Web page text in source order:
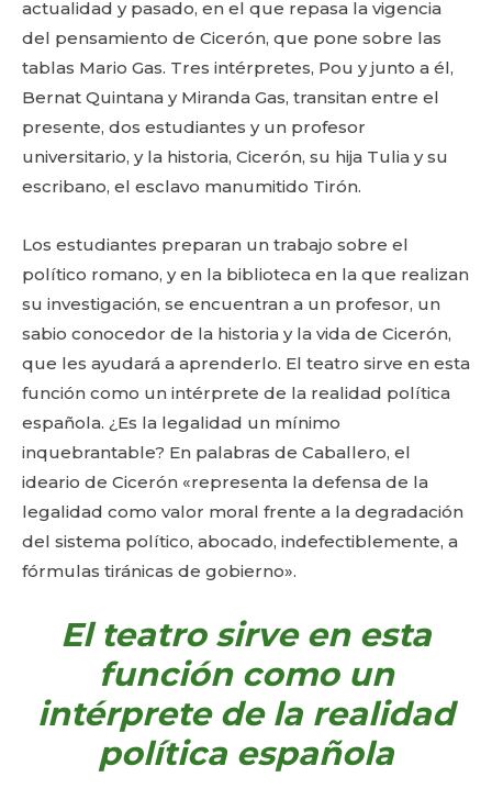
actualidad y pasado, en el que repasa la vigencia
del pensamiento de Cicerón, que pone sobre las
tablas Mario Gas. Tres intérpretes, Pou y junto a él,
Bernat Quintana y Miranda Gas, transitan entre el
presente, dos estudiantes y un profesor
universitario, y la historia, Cicerón, su hija Tulia y su
escribano, el esclavo manumitido Tirón.
Los estudiantes preparan un trabajo sobre el
político romano, y en la biblioteca en la que realizan
su investigación, se encuentran a un profesor, un
sabio conocedor de la historia y la vida de Cicerón,
que les ayudará a aprenderlo. El teatro sirve en esta
función como un intérprete de la realidad política
española. ¿Es la legalidad un mínimo
inquebrantable? En palabras de Caballero, el
ideario de Cicerón «representa la defensa de la
legalidad como valor moral frente a la degradación
del sistema político, abocado, indefectiblemente, a
fórmulas tiránicas de gobierno».
El teatro sirve en esta
función como un
intérprete de la realidad
política española